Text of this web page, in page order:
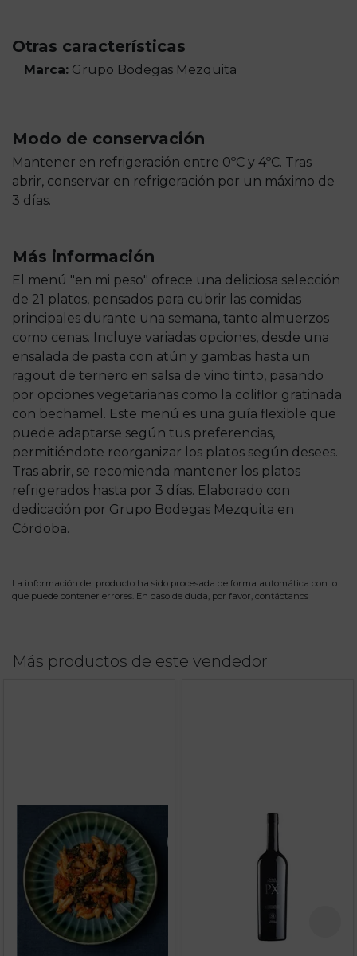
Otras características
Marca: Grupo Bodegas Mezquita
Modo de conservación
Mantener en refrigeración entre 0ºC y 4ºC. Tras
abrir, conservar en refrigeración por un máximo de
3 días.
Más información
El menú "en mi peso" ofrece una deliciosa selección
de 21 platos, pensados para cubrir las comidas
principales durante una semana, tanto almuerzos
como cenas. Incluye variadas opciones, desde una
ensalada de pasta con atún y gambas hasta un
ragout de ternero en salsa de vino tinto, pasando
por opciones vegetarianas como la coliflor gratinada
con bechamel. Este menú es una guía flexible que
puede adaptarse según tus preferencias,
permitiéndote reorganizar los platos según desees.
Tras abrir, se recomienda mantener los platos
refrigerados hasta por 3 días. Elaborado con
dedicación por Grupo Bodegas Mezquita en
Córdoba.
La información del producto ha sido procesada de forma automática con lo
que puede contener errores. En caso de duda, por favor, contáctanos
Más productos de este vendedor